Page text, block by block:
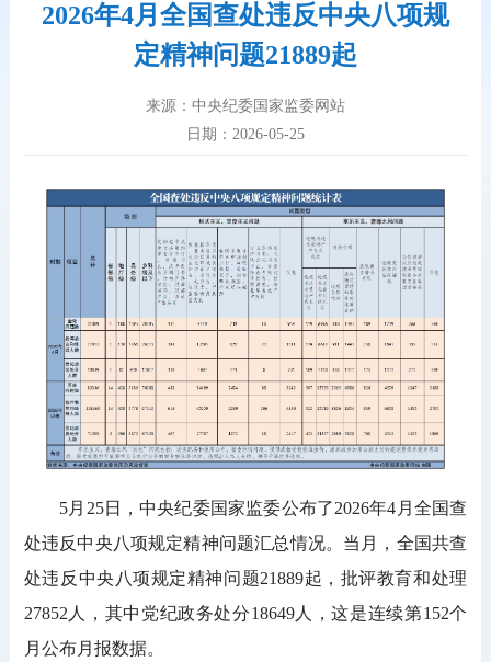
2026年4月全国查处违反中央八项规
定精神问题21889起
来源：中央纪委国家监委网站
日期：2026-05-25
5月25日，中央纪委国家监委公布了2026年4月全国查
处违反中央八项规定精神问题汇总情况。当月，全国共查
处违反中央八项规定精神问题21889起，批评教育和处理
27852人，其中党纪政务处分18649人，这是连续第152个
月公布月报数据。